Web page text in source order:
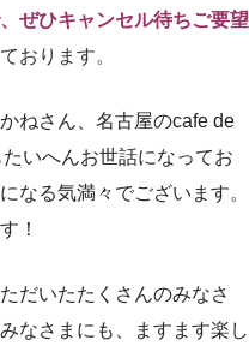
ぜひキャンセル待ちご要望
おります。
ねさん、名古屋のcafe de
いへんお世話になってお
なる気満々でございます。
！
だいたたくさんのみなさ
なさまにも、ますます楽し